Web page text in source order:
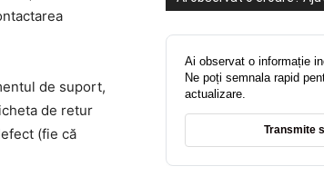
de suport,
de retur
(fie că
Ai observat o informație
Ne poți semnala rapid
actualizare.
Transmite